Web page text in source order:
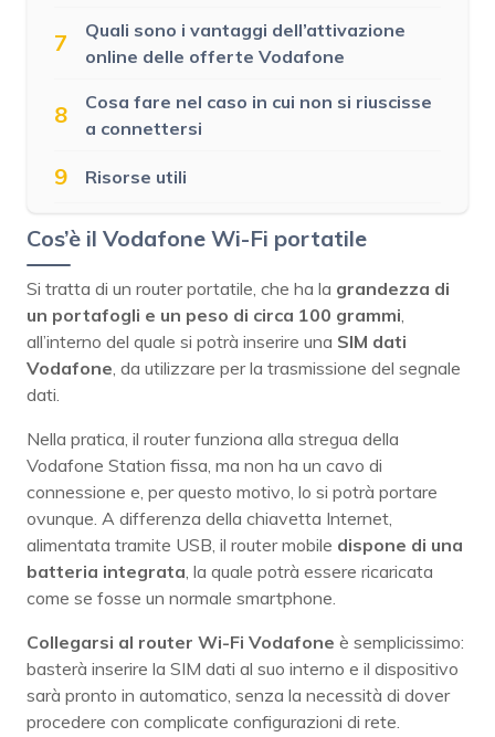
7
Quali sono i vantaggi dell’attivazione
online delle offerte Vodafone
8
Cosa fare nel caso in cui non si riuscisse
a connettersi
9 Risorse utili
Cos’è il Vodafone Wi-Fi portatile
Si tratta di un router portatile, che ha la grandezza di
un portafogli e un peso di circa 100 grammi,
all’interno del quale si potrà inserire una SIM dati
Vodafone, da utilizzare per la trasmissione del segnale
dati.
Nella pratica, il router funziona alla stregua della
Vodafone Station fissa, ma non ha un cavo di
connessione e, per questo motivo, lo si potrà portare
ovunque. A differenza della chiavetta Internet,
alimentata tramite USB, il router mobile dispone di una
batteria integrata, la quale potrà essere ricaricata
come se fosse un normale smartphone.
Collegarsi al router Wi-Fi Vodafone è semplicissimo:
basterà inserire la SIM dati al suo interno e il dispositivo
sarà pronto in automatico, senza la necessità di dover
procedere con complicate configurazioni di rete.